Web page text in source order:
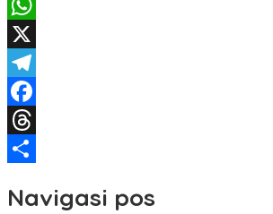
WhatsApp
X
Telegram
Facebook
Threads
Navigasi pos